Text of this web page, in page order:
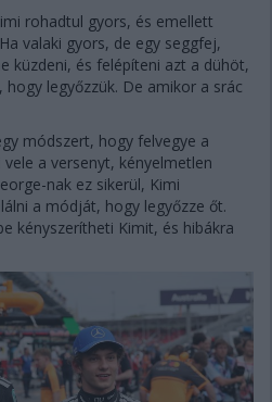
rohadtul gyors, és emellett
valaki gyors, de egy seggfej,
küzdeni, és felépíteni azt a dühöt,
legyőzzük. De amikor a srác
módszert, hogy felvegye a
a versenyt, kényelmetlen
nak ez sikerül, Kimi
a módját, hogy legyőzze őt.
kényszerítheti Kimit, és hibákra